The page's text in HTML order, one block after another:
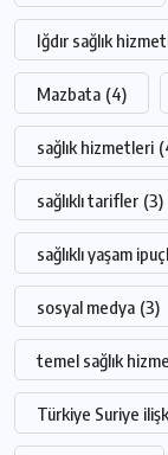
Iğdır sağlık
Mazbata (4)
sağlık hizmetleri
sağlıklı tarifler (3)
sağlıklı yaşam
sosyal medya (3)
temel sağlık
Türkiye Suriye